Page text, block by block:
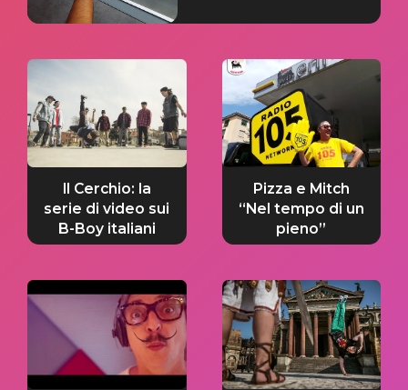
Il Cerchio: la
serie di video sui
B-Boy italiani
Pizza e Mitch
“Nel tempo di un
pieno”